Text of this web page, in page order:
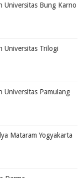
Universitas Bung Karno
Universitas Trilogi
Universitas Pamulang
Mataram Yogyakarta